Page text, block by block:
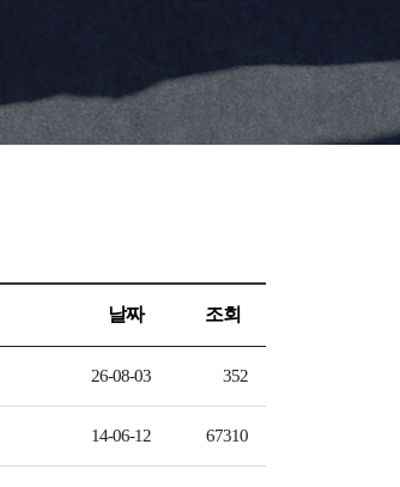
날짜 조회
26-08-03 352
14-06-12 67310